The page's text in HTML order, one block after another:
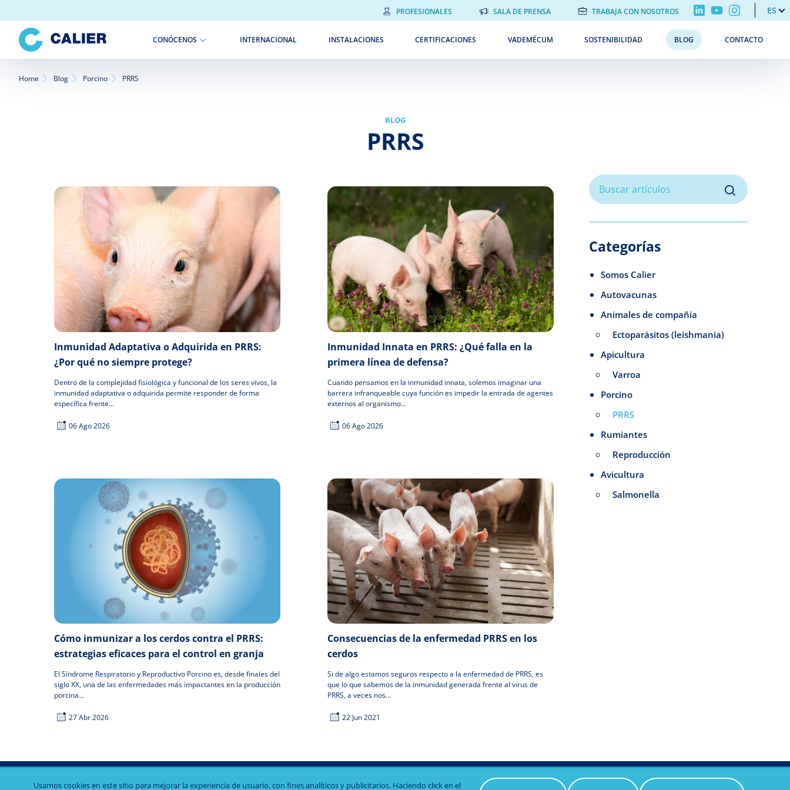
al
contenido
principal
PROFESIONALES SALA DE PRENSA TRABAJA CON NOSOTROS ES
CONÓCENOS INTERNACIONAL INSTALACIONES CERTIFICACIONES VADEMÉCUM SOSTENIBILIDAD BLOG CONTACTO
Sobrescribir
navegación
Home Blog Porcino PRRS
BLOG
PRRS
Inmunidad Adaptativa o Adquirida en PRRS:
¿Por qué no siempre protege?
Dentro de la complejidad fisiológica y funcional de los seres vivos, la
inmunidad adaptativa o adquirida permite responder de forma
específica frente...
06 Ago 2026
Inmunidad Innata en PRRS: ¿Qué falla en la
primera línea de defensa?
Cuando pensamos en la inmunidad innata, solemos imaginar una
barrera infranqueable cuya función es impedir la entrada de agentes
externos al organismo...
06 Ago 2026
Cómo inmunizar a los cerdos contra el PRRS:
estrategias eficaces para el control en granja
El Síndrome Respiratorio y Reproductivo Porcino es, desde finales del
siglo XX, una de las enfermedades más impactantes en la producción
porcina...
27 Abr 2026
Consecuencias de la enfermedad PRRS en los
cerdos
Si de algo estamos seguros respecto a la enfermedad de PRRS, es
que lo que sabemos de la inmunidad generada frente al virus de
PRRS, a veces nos...
22 Jun 2021
Categorías
Somos Calier
Autovacunas
Animales de compañía
Ectoparásitos (leishmania)
Apicultura
Varroa
Porcino
PRRS
Rumiantes
Reproducción
Avicultura
Salmonella
Aviso legal Política de privacidad Política de cookies
Usamos cookies en este sitio para mejorar la experiencia de usuario, con fines analíticos y publicitarios. Haciendo click en el